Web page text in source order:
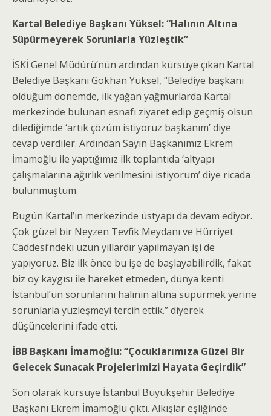
Kartal Belediye Başkanı Yüksel: “Halının Altına
Süpürmeyerek Sorunlarla Yüzleştik”
İSKİ Genel Müdürü’nün ardından kürsüye çıkan Kartal
Belediye Başkanı Gökhan Yüksel, “Belediye başkanı
olduğum dönemde, ilk yağan yağmurlarda Kartal
merkezinde bulunan esnafı ziyaret edip geçmiş olsun
dilediğimde ‘artık çözüm istiyoruz başkanım’ diye
cevap verdiler. Ardından Sayın Başkanımız Ekrem
İmamoğlu ile yaptığımız ilk toplantıda ‘altyapı
çalışmalarına ağırlık verilmesini istiyorum’ diye ricada
bulunmuştum.
Bugün Kartal’ın merkezinde üstyapı da devam ediyor.
Çok güzel bir Neyzen Tevfik Meydanı ve Hürriyet
Caddesi’ndeki uzun yıllardır yapılmayan işi de
yapıyoruz. Biz ilk önce bu işe de başlayabilirdik, fakat
biz oy kaygısı ile hareket etmeden, dünya kenti
İstanbul’un sorunlarını halının altına süpürmek yerine
sorunlarla yüzleşmeyi tercih ettik.” diyerek
düşüncelerini ifade etti.
İBB Başkanı İmamoğlu: “Çocuklarımıza Güzel Bir
Gelecek Sunacak Projelerimizi Hayata Geçirdik”
Son olarak kürsüye İstanbul Büyükşehir Belediye
Başkanı Ekrem İmamoğlu çıktı. Alkışlar eşliğinde